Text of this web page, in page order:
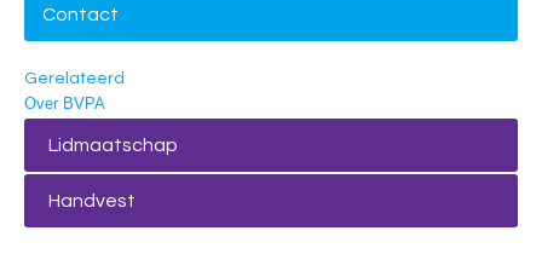
Contact
Gerelateerd
Over BVPA
Lidmaatschap
Handvest